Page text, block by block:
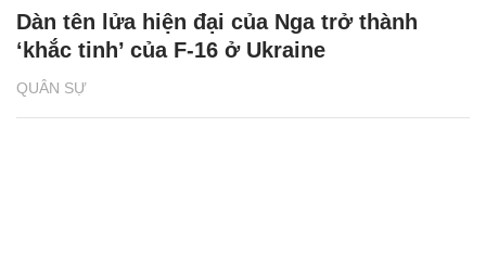
QUÂN SỰ
Dàn tên lửa hiện đại của Nga trở thành
‘khắc tinh’ của F-16 ở Ukraine